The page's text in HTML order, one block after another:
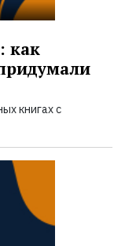
как
книгах с